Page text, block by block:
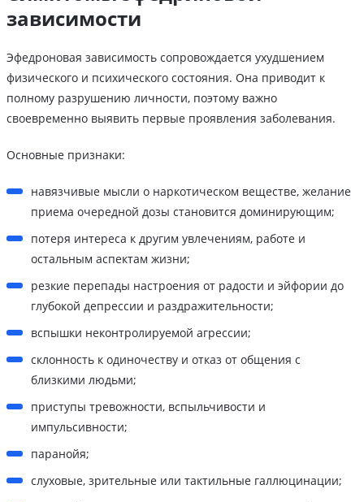
зависимости
Эфедроновая зависимость сопровождается ухудшением
физического и психического состояния. Она приводит к
полному разрушению личности, поэтому важно
своевременно выявить первые проявления заболевания.
Основные признаки:
навязчивые мысли о наркотическом веществе, желание
приема очередной дозы становится доминирующим;
потеря интереса к другим увлечениям, работе и
остальным аспектам жизни;
резкие перепады настроения от радости и эйфории до
глубокой депрессии и раздражительности;
вспышки неконтролируемой агрессии;
склонность к одиночеству и отказ от общения с
близкими людьми;
приступы тревожности, вспыльчивости и
импульсивности;
паранойя;
слуховые, зрительные или тактильные галлюцинации;